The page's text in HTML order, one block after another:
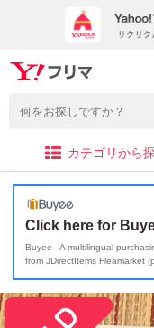
カテゴリから
Click here for
Buyee - A multilingual
from JDirectItems Fleamarket